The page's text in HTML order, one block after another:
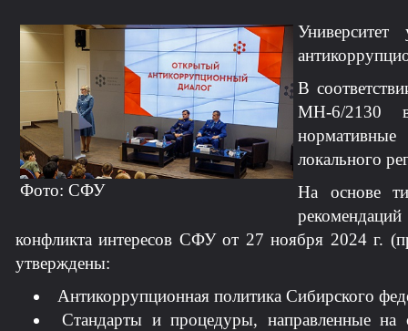
Фото: СФУ
В
МН-6/2130 в
локального
На основе
конфликта интересов СФУ от 27 ноября 2024 г.
утверждены:
Антикоррупционная политика Сибирского
Стандарты и процедуры, направленные на